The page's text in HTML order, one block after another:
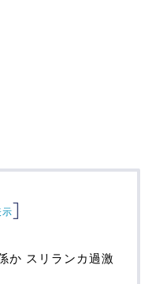
示]
か スリランカ過激